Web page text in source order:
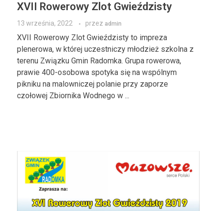
XVII Rowerowy Zlot Gwieździsty
13 września, 2022 przez admin
XVII Rowerowy Zlot Gwieździsty to impreza
plenerowa, w której uczestniczy młodzież szkolna z
terenu Związku Gmin Radomka. Grupa rowerowa,
prawie 400-osobowa spotyka się na wspólnym
pikniku na malowniczej polanie przy zaporze
czołowej Zbiornika Wodnego w ...